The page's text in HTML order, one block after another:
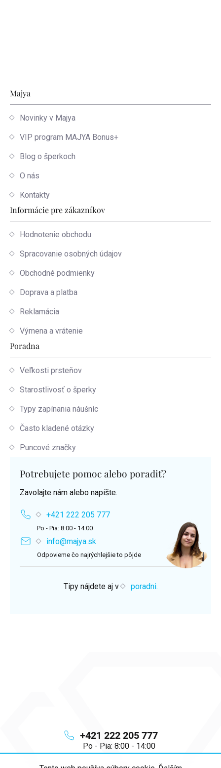
Zápätie
+421 222 205 777
Po - Pia: 8:00 - 14:00
Majya
Novinky v Majya
VIP program MAJYA Bonus+
Blog o šperkoch
O nás
Kontakty
Informácie pre zákazníkov
Hodnotenie obchodu
Spracovanie osobných údajov
Obchodné podmienky
Doprava a platba
Reklamácia
Výmena a vrátenie
Poradna
Veľkosti prsteňov
Starostlivosť o šperky
Typy zapínania náušníc
Často kladené otázky
Puncové značky
Potrebujete pomoc alebo poradiť?
Zavolajte nám alebo napíšte.
+421 222 205 777
Po - Pia: 8:00 - 14:00
info@majya.sk
Odpovieme čo najrýchlejšie to pôjde
Tipy nájdete aj v poradni.